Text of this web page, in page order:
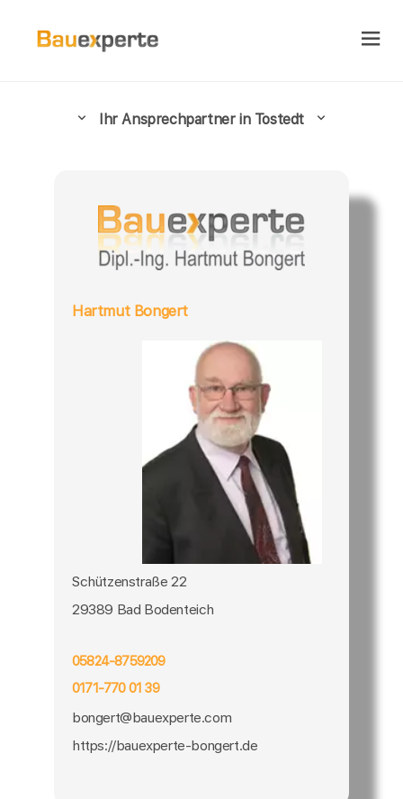
Ihr Ansprechpartner in Tostedt
Hartmut Bongert
Schützenstraße 22
29389 Bad Bodenteich
05824-8759209
0171-770 01 39
bongert@bauexperte.com
https://bauexperte-bongert.de